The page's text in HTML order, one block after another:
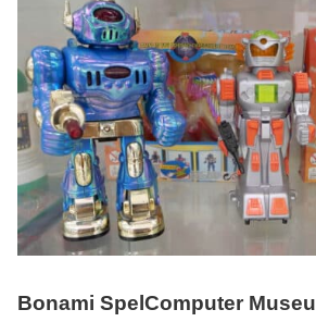
Bonami SpelComputer